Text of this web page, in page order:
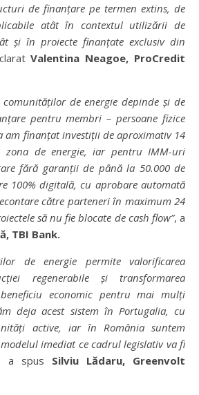
de finanțare pe termen extins, de
atâtîn contextul utilizării de
ât și în proiecte finanțate exclusiv din
Valentina Neagoe, ProCredit
comunităților de energie depindeși de
țare pentru membri–persoane fizice
am finanțat investiții de aproximativ 14
zona de energie, iar pentru IMM-uri
are fără garanții de pânăla 50.000 de
100% digitală, cu aprobare automată
către parteneriîn maximum 24
sănu fie blocate de cash flow”, a
ă, TBI Bank.
ilor de energie permite valorificarea
ției regenerabile și transformarea
economic pentru mai mulți
m deja acest sistem în Portugalia, cu
ăți active, iar în România suntem
imediat ce cadrul legislativ va fi
a spus Silviu Lădaru, Greenvolt